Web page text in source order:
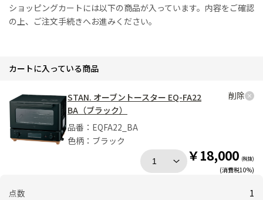
ショッピングカートには以下の商品が入っています。内容をご確認
の上、 ご注文手続きへお進みください。
カートに入っている商品
STAN. オーブントースター EQ-FA22
BA（ブラック）
品番： EQFA22_BA
色柄： ブラック
削除
￥18,000 (税抜)
(消費税10%)
点数
1